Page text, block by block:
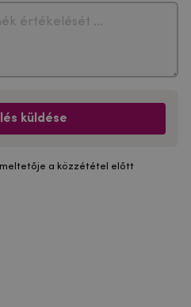
küldése
a közzététel előtt